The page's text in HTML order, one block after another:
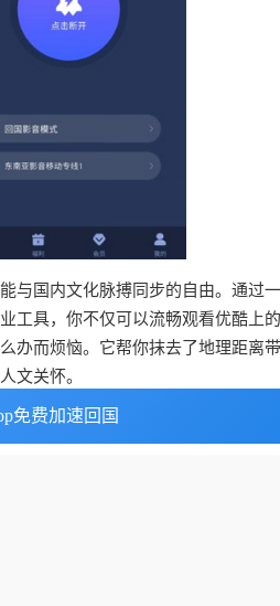
与国内文化脉搏同步的自由。通过
工具，你不仅可以流畅观看优酷上
办而烦恼。它帮你抹去了地理距离
文关怀。
免费加速回国
免费加速回国